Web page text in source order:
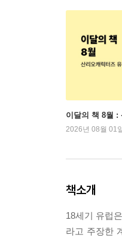
이달의 책 8월 :
2026년 08월 01
책소개
18세기 유럽
라고 주장한